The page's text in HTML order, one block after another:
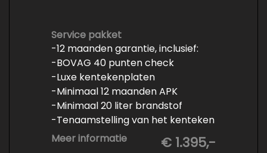
vrijwaren
- Volledige inspectie
- Poetsen binnen en buiten
Service pakket
-12 maanden garantie, inclusief:
-BOVAG 40 punten check
-Luxe kentekenplaten
-Minimaal 12 maanden APK
-Minimaal 20 liter brandstof
-Tenaamstelling van het kenteken
-Vrijwaren van de inruilauto
Meer informatie € 1.395,-